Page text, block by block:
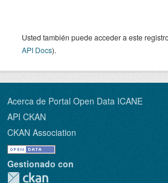
Usted también puede acceder a este
API Docs).
Acerca de Portal Open Data ICANE
API CKAN
CKAN Association
Gestionado con